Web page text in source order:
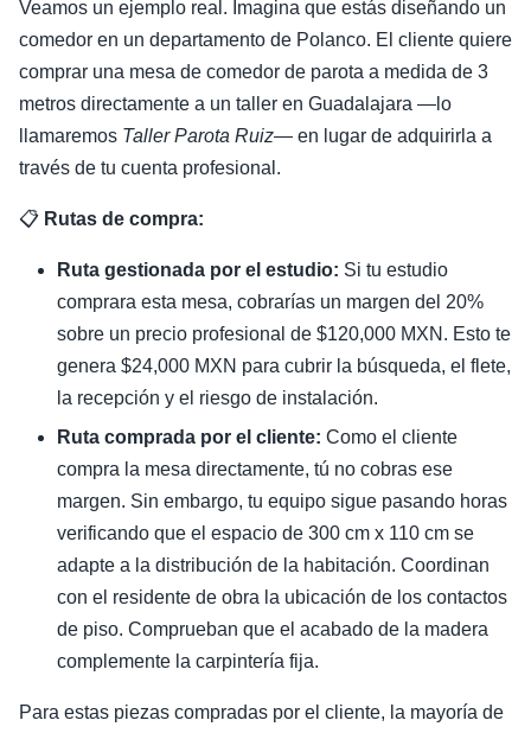
Veamos un ejemplo real. Imagina que estás diseñando un
comedor en un departamento de Polanco. El cliente quiere
comprar una mesa de comedor de parota a medida de 3
metros directamente a un taller en Guadalajara —lo
llamaremos Taller Parota Ruiz— en lugar de adquirirla a
través de tu cuenta profesional.
📋 Rutas de compra:
Ruta gestionada por el estudio: Si tu estudio
comprara esta mesa, cobrarías un margen del 20%
sobre un precio profesional de $120,000 MXN. Esto te
genera $24,000 MXN para cubrir la búsqueda, el flete,
la recepción y el riesgo de instalación.
Ruta comprada por el cliente: Como el cliente
compra la mesa directamente, tú no cobras ese
margen. Sin embargo, tu equipo sigue pasando horas
verificando que el espacio de 300 cm x 110 cm se
adapte a la distribución de la habitación. Coordinan
con el residente de obra la ubicación de los contactos
de piso. Comprueban que el acabado de la madera
complemente la carpintería fija.
Para estas piezas compradas por el cliente, la mayoría de